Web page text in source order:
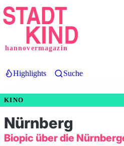
Direkt
zum
hannovermagazin
Highlights Suche
KINO
Nürnberg
Biopic über die